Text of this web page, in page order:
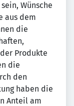
Wünsche
aus dem
die
Produkte
die
den
haben die
Anteil am